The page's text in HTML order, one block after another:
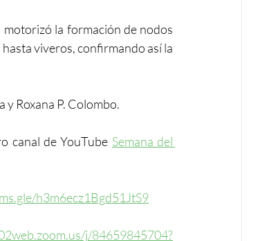
la formación de nodos
viveros, confirmando así la
Roxana P. Colombo.
canal de YouTube Semana del
h3m6ecz1Bgd51JtS9
j/84659845704?